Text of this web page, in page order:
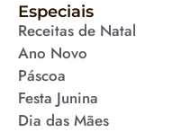
Especiais
Receitas de Natal
Ano Novo
Páscoa
Festa Junina
Dia das Mães